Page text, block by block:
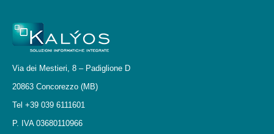
Via dei Mestieri, 8 – Padiglione D
20863 Concorezzo (MB)
Tel +39 039 6111601
P. IVA 03680110966